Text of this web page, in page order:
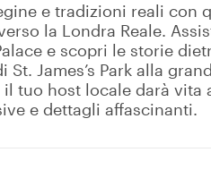
e tradizioni reali con
la Londra Reale.
e scopri le storie
St. James’s Park alla
tuo host locale darà vita
e dettagli affascinanti.